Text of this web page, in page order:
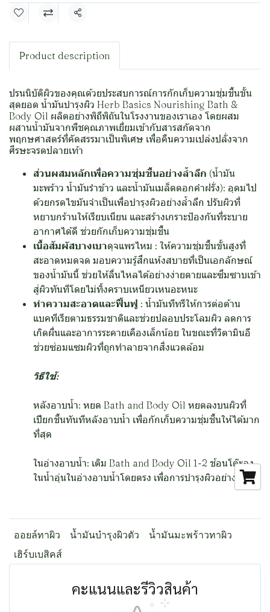
แชร์
Product description
ปรนนิบัติผิวของคุณด้วยประสบการณ์การกักเก็บความชุ่มชื้นขั้น
สุดยอด น้ำมันบำรุงผิว Herb Basics Nourishing Bath &
Body Oil ผลิตอย่างพิถีพิถันในโรงงานของเราเอง โดยผสม
ผสานน้ำมันจากพืชคุณภาพเยี่ยมเข้ากับสารสกัดจาก
พฤกษศาสตร์ที่คัดสรรมาเป็นพิเศษ เพื่อคืนความเปล่งปลั่งจาก
ศีรษะจรดปลายเท้า
ส่วนผสมหลักเพื่อความชุ่มชื้นอย่างล้ำลึก (น้ำมัน
มะพร้าว น้ำมันรำข้าว และน้ำมันเมล็ดดอกคำฝรั่ง): อุดมไป
ด้วยกรดไขมันจำเป็นเพื่อบำรุงผิวอย่างล้ำลึก ปรับผิวที่
หยาบกร้านให้เรียบเนียน และสร้างเกราะป้องกันที่ระบาย
อากาศได้ดี ช่วยกักเก็บความชุ่มชื้น
เนื้อสัมผัสบางเบาดุจแพรไหม : ให้ความชุ่มชื้นขั้นสูงที่
สะอาดหมดจด มอบความรู้สึกแห้งสบายที่เป็นเอกลักษณ์
ของน้ำมันนี้ ช่วยให้ลื่นไหลได้อย่างง่ายดายและซึมซาบเข้า
สู่ผิวทันทีโดยไม่ทิ้งคราบเหนียวเหนอะหนะ
ทำความสะอาดและฟื้นฟู : น้ำมันทีทรีให้การต่อต้าน
แบคทีเรียตามธรรมชาติและช่วยปลอบประโลมผิว ลดการ
เกิดผื่นและอาการระคายเคืองเล็กน้อย ในขณะที่วิตามินอี
ช่วยซ่อมแซมผิวที่ถูกทำลายจากสิ่งแวดล้อม
วิธีใช้:
หลังอาบน้ำ: หยด Bath and Body Oil หยดลงบนผิวที่
เปียกชื้นทันทีหลังอาบน้ำ เพื่อกักเก็บความชุ่มชื้นให้ได้มาก
ที่สุด
ในอ่างอาบน้ำ: เติม Bath and Body Oil 1-2 ช้อนโต๊ะลง
ในน้ำอุ่นในอ่างอาบน้ำโดยตรง เพื่อการบำรุงผิวอย่างล้ำลึก
ออยล์ทาผิว น้ำมันบำรุงผิวตัว
น้ำมันมะพร้าวทาผิว
เฮิร์บเบสิคส์
คะแนนและรีวิวสินค้า